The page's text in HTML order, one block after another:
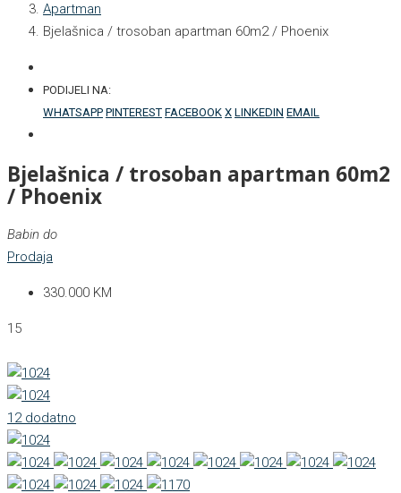
Apartman
Bjelašnica / trosoban apartman 60m2 / Phoenix
PODIJELI NA:
WHATSAPP PINTEREST FACEBOOK X LINKEDIN EMAIL
Bjelašnica / trosoban apartman 60m2
/ Phoenix
Babin do
Prodaja
330.000 KM
15
12 dodatno